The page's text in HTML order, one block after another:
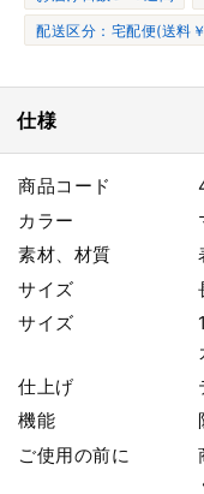
配送区分：宅配便(送料
仕様
商品コード
カラー
素材、材質
サイズ
サイズ
仕上げ
機能
ご使用の前に